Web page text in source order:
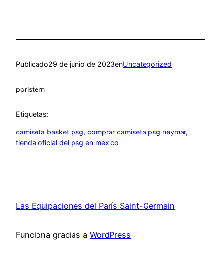
Publicado29 de junio de 2023enUncategorized
poristern
Etiquetas:
camiseta basket psg, comprar camiseta psg neymar
tienda oficial del psg en mexico
Las Equipaciones del París Saint-Germain
Funciona gracias a WordPress